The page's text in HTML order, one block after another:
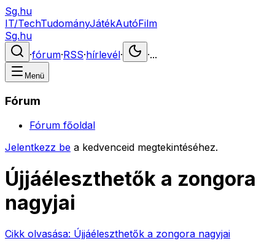
Sg.hu
IT/TechTudományJátékAutóFilm
Sg.hu
·fórum·RSS·hírlevél· ·...
Menü
Fórum
Fórum főoldal
Jelentkezz be a kedvenceid megtekintéséhez.
Újjáéleszthetők a zongora
nagyjai
Cikk olvasása: Újjáéleszthetők a zongora nagyjai